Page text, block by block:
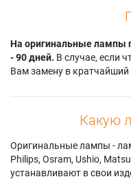
На оригинальные лампы
- 90 дней. В случае, если
Вам замену в кратчайший
Какую
Оригинальные лампы -
Philips, Osram, Ushio,
устанавливают в свои